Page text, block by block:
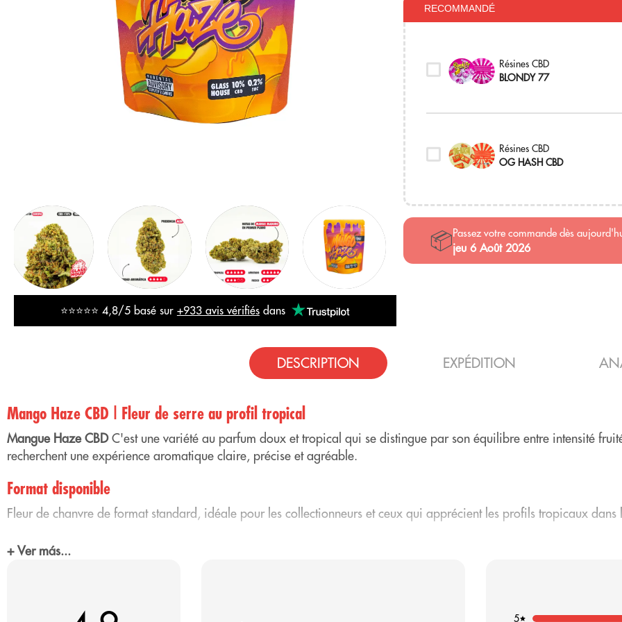
⭐⭐⭐⭐⭐ 4,8/5 basé sur +933 avis vérifiésdans
RECOMMANDÉ
Résines CBD
BLONDY 77
Résines CBD
OG HASH CBD
📦Passez votre commande dès
jeu 6 Août 2026
DESCRIPTION EXPÉDITION
Mango Haze CBD | Fleur de serre au profil tropical
Mangue Haze CBDC'est une variété au parfum doux et tropical qui se distingue par son équilibre entre intensité
recherchent une expérience aromatique claire, précise et agréable.
Format disponible
Fleur de chanvre de format standard, idéale pour les collectionneurs et ceux qui apprécient les profils tropicaux dans
Arôme CBD Mango Haze
+ Ver más...
5